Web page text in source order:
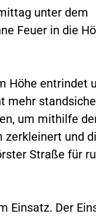
unter dem
Feuer in die
Höhe entrindet
mehr
um mithilfe
zerkleinert und
Straße für
Einsatz. Der